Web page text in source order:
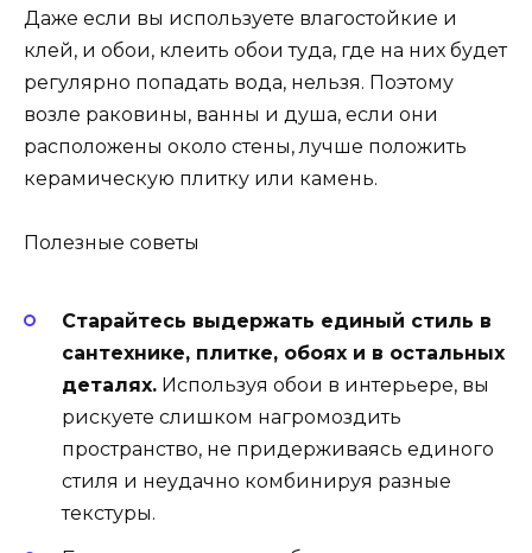
Даже если вы используете влагостойкие и
клей, и обои, клеить обои туда, где на них будет
регулярно попадать вода, нельзя. Поэтому
возле раковины, ванны и душа, если они
расположены около стены, лучше положить
керамическую плитку или камень.
Полезные советы
Старайтесь выдержать единый стиль в
сантехнике, плитке, обоях и в остальных
деталях. Используя обои в интерьере, вы
рискуете слишком нагромоздить
пространство, не придерживаясь единого
стиля и неудачно комбинируя разные
текстуры.